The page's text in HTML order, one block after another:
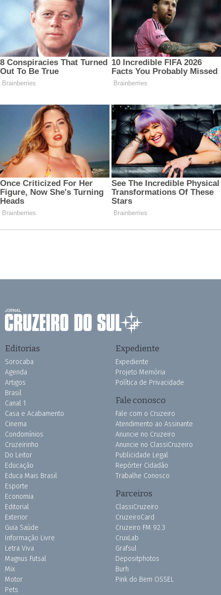
Editorias
Sorocaba
Agenda
Artigos
Brasil
Canal 1
Casa e Acabamento
Cinema
Condomínios
Cruzeirinho
Do Leitor
Educação
Educa Mais Brasil
Esporte
Economia
Editorial
Exterior
Guia Saúde
Informação Livre
Letra Viva
Magnus Futsal
Mix
Motor
Pets
Expediente
Expediente
Projeto Memória
Política de Privacidade
Fale conosco
Fale com o Cruzeiro
Atendimento ao Assinante
Anuncie no Cruzeiro
Anuncie no ClassiCruzeiro
Publicidade Legal
Repórter Cidadão
Trabalhe Conosco
Parceiros
ClassiCruzeiro
CruzeiroCard
Cruzeiro FM 92.3
CruxLab
Grafsul
Depositphotos
Burh
Pink do Bem OSSEL